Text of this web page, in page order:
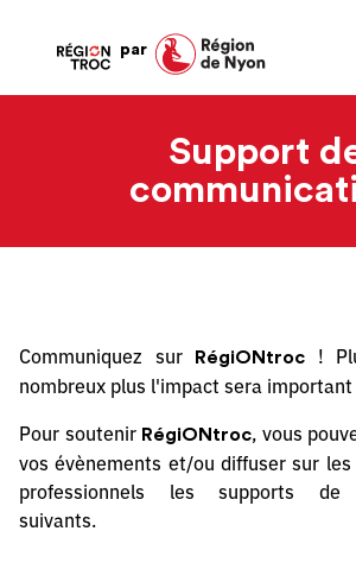
par
Support
Communiquez sur RégiONtroc
!
nombreux plus l'impact sera important
Pour soutenir RégiONtroc, vous
vos évènements et/ou diffuser sur les
professionnels les supports de
suivants.